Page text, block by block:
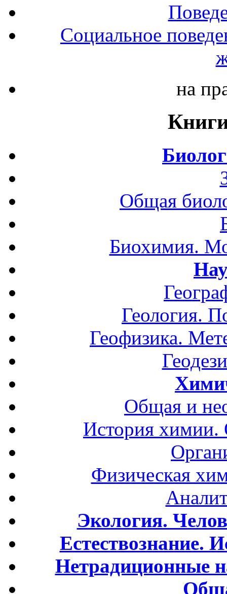
Социальное
на
Общая
Биохимия.
Геология.
Геофизика.
Общая и
История
Физическая
Экология.
Естествознание.
Нетрадиционные